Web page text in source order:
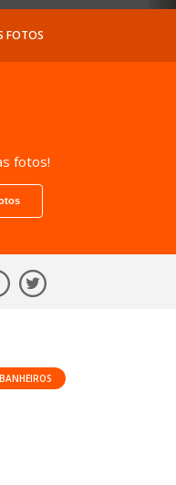
FOTOS
fotos!
BANHEIROS